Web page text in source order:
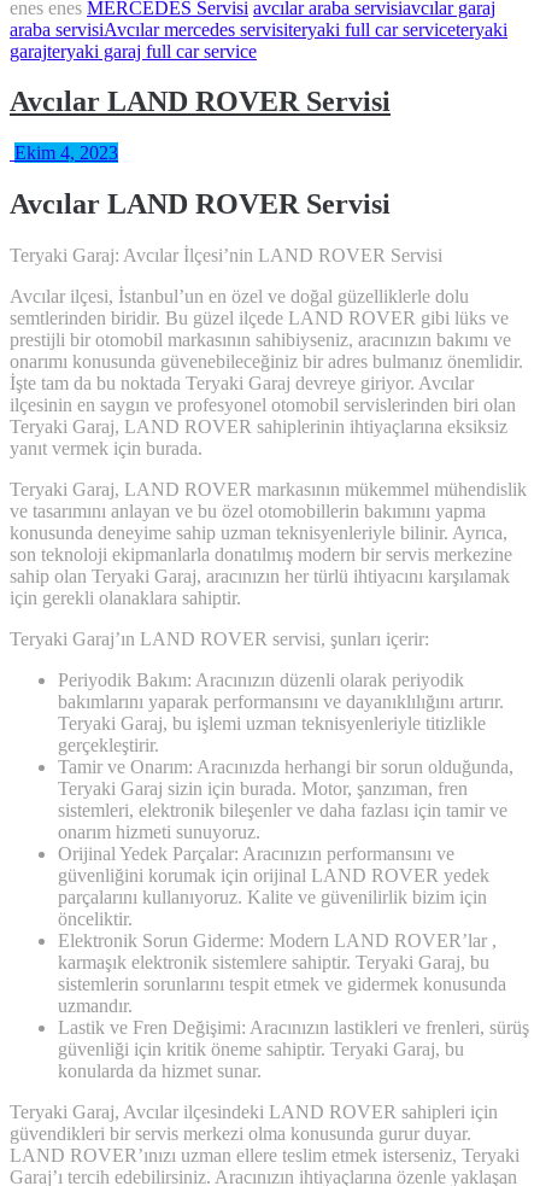
enes enes MERCEDES Servisi avcılar araba servisiavcılar garaj
araba servisiAvcılar mercedes servisiteryaki full car serviceteryaki
garajteryaki garaj full car service
Avcılar LAND ROVER Servisi
Ekim 4, 2023
Avcılar LAND ROVER Servisi
Teryaki Garaj: Avcılar İlçesi’nin LAND ROVER Servisi
Avcılar ilçesi, İstanbul’un en özel ve doğal güzelliklerle dolu
semtlerinden biridir. Bu güzel ilçede LAND ROVER gibi lüks ve
prestijli bir otomobil markasının sahibiyseniz, aracınızın bakımı ve
onarımı konusunda güvenebileceğiniz bir adres bulmanız önemlidir.
İşte tam da bu noktada Teryaki Garaj devreye giriyor. Avcılar
ilçesinin en saygın ve profesyonel otomobil servislerinden biri olan
Teryaki Garaj, LAND ROVER sahiplerinin ihtiyaçlarına eksiksiz
yanıt vermek için burada.
Teryaki Garaj, LAND ROVER markasının mükemmel mühendislik
ve tasarımını anlayan ve bu özel otomobillerin bakımını yapma
konusunda deneyime sahip uzman teknisyenleriyle bilinir. Ayrıca,
son teknoloji ekipmanlarla donatılmış modern bir servis merkezine
sahip olan Teryaki Garaj, aracınızın her türlü ihtiyacını karşılamak
için gerekli olanaklara sahiptir.
Teryaki Garaj’ın LAND ROVER servisi, şunları içerir:
Periyodik Bakım: Aracınızın düzenli olarak periyodik
bakımlarını yaparak performansını ve dayanıklılığını artırır.
Teryaki Garaj, bu işlemi uzman teknisyenleriyle titizlikle
gerçekleştirir.
Tamir ve Onarım: Aracınızda herhangi bir sorun olduğunda,
Teryaki Garaj sizin için burada. Motor, şanzıman, fren
sistemleri, elektronik bileşenler ve daha fazlası için tamir ve
onarım hizmeti sunuyoruz.
Orijinal Yedek Parçalar: Aracınızın performansını ve
güvenliğini korumak için orijinal LAND ROVER yedek
parçalarını kullanıyoruz. Kalite ve güvenilirlik bizim için
önceliktir.
Elektronik Sorun Giderme: Modern LAND ROVER’lar ,
karmaşık elektronik sistemlere sahiptir. Teryaki Garaj, bu
sistemlerin sorunlarını tespit etmek ve gidermek konusunda
uzmandır.
Lastik ve Fren Değişimi: Aracınızın lastikleri ve frenleri, sürüş
güvenliği için kritik öneme sahiptir. Teryaki Garaj, bu
konularda da hizmet sunar.
Teryaki Garaj, Avcılar ilçesindeki LAND ROVER sahipleri için
güvendikleri bir servis merkezi olma konusunda gurur duyar.
LAND ROVER’ınızı uzman ellere teslim etmek isterseniz, Teryaki
Garaj’ı tercih edebilirsiniz. Aracınızın ihtiyaçlarına özenle yaklaşan